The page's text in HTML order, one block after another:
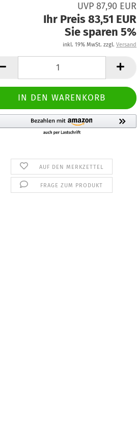
UVP 87,90 EUR
Ihr Preis 83,51 EUR
Sie sparen 5%
inkl. 19% MwSt. zzgl. Versand
AUF DEN MERKZETTEL
FRAGE ZUM PRODUKT